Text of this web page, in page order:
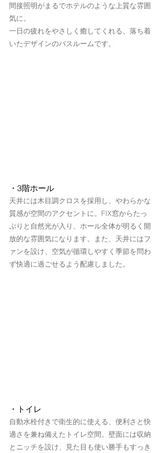
間接照明がまるでホテルのような上質な雰囲
気に。
一日の疲れをやさしく癒してくれる、落ち着
いたデザインのバスルームです。
・3階ホール
天井には木目調クロスを採用し、やわらかな
質感が空間のアクセントに。FIX窓からたっ
ぷりと自然光が入り、ホール全体が明るく開
放的な雰囲気になります。また、天井にはフ
ァンを設け、空気が循環しやすく季節を問わ
ず快適に過ごせるよう配慮しました。
・トイレ
自動水栓付きで衛生的に使える、便利さと快
適さを兼ね備えたトイレ空間。壁面には収納
とニッチを設け、見た目も使い勝手もすっき